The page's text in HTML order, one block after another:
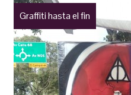
Graffiti hasta el fin